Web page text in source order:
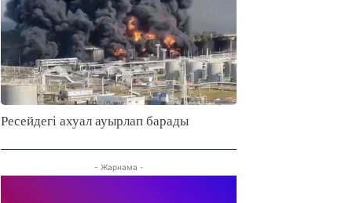
Ресейдегі ахуал ауырлап барады
- Жарнама -